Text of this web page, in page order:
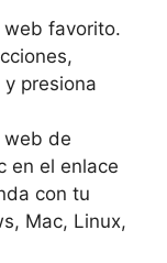
favorito.
y presiona
web de
en el enlace
con tu
Mac, Linux,